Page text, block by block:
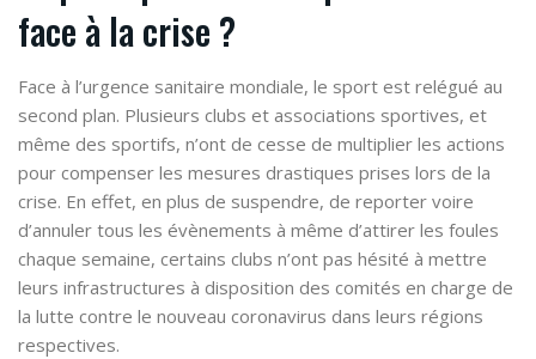
face à la crise ?
Face à l’urgence sanitaire mondiale, le sport est relégué au
second plan. Plusieurs clubs et associations sportives, et
même des sportifs, n’ont de cesse de multiplier les actions
pour compenser les mesures drastiques prises lors de la
crise. En effet, en plus de suspendre, de reporter voire
d’annuler tous les évènements à même d’attirer les foules
chaque semaine, certains clubs n’ont pas hésité à mettre
leurs infrastructures à disposition des comités en charge de
la lutte contre le nouveau coronavirus dans leurs régions
respectives.